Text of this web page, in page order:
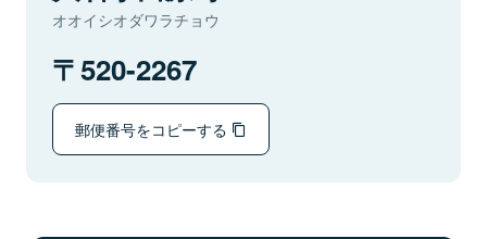
オオイシオダワラチョウ
520-2267
郵便番号をコピーする